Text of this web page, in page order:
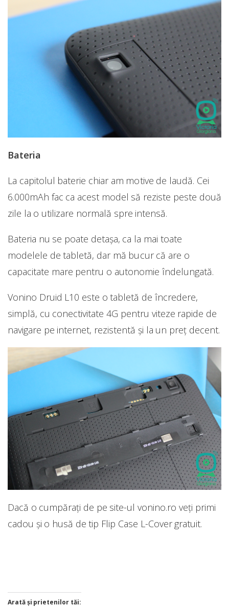
Bateria
La capitolul baterie chiar am motive de laudă. Cei
6.000mAh fac ca acest model să reziste peste două
zile la o utilizare normală spre intensă.
Bateria nu se poate detașa, ca la mai toate
modelele de tabletă, dar mă bucur că are o
capacitate mare pentru o autonomie îndelungată.
Vonino Druid L10 este o tabletă de încredere,
simplă, cu conectivitate 4G pentru viteze rapide de
navigare pe internet, rezistentă și la un preț decent.
Dacă o cumpărați de pe site-ul vonino.ro veți primi
cadou și o husă de tip Flip Case L-Cover gratuit.
Arată și prietenilor tăi: